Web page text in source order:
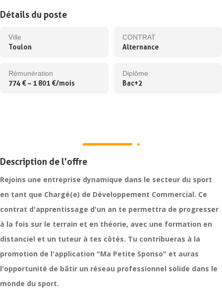
Détails du poste
Ville
Toulon
CONTRAT
Alternance
Rémunération
774 € – 1 801 €/mois
Diplôme
Bac+2
Description de l'offre
Rejoins une entreprise dynamique dans le secteur du sport
en tant que Chargé(e) de Développement Commercial. Ce
contrat d'apprentissage d'un an te permettra de progresser
à la fois sur le terrain et en théorie, avec une formation en
distanciel et un tuteur à tes côtés. Tu contribueras à la
promotion de l'application "Ma Petite Sponso" et auras
l'opportunité de bâtir un réseau professionnel solide dans le
monde du sport.